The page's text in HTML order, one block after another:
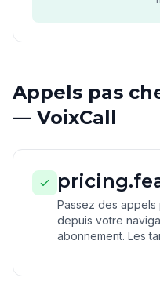
Appels pas
— VoixCall
Passez des appels
depuis votre
abonnement. Les